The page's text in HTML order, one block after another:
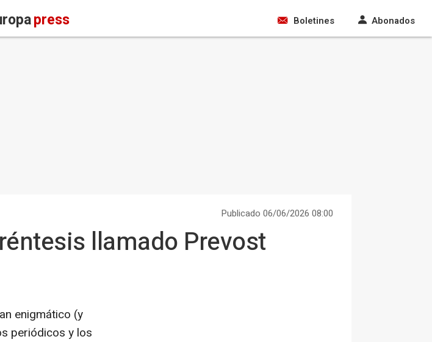
press Boletines Abonados
Publicado 06/06/2026 08:00
llamado Prevost
enigmático (y
periódicos y los